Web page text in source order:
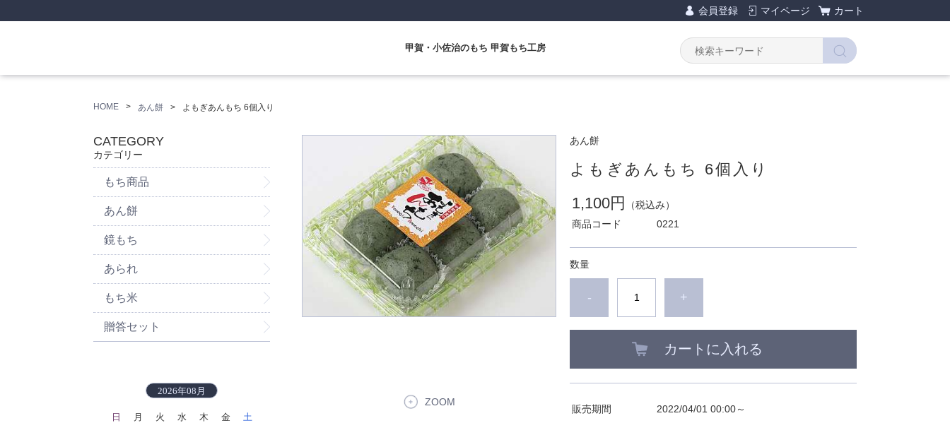
会員登録 マイページ カート
甲賀・小佐治のもち 甲賀もち工房
HOME あん餅 よもぎあんもち 6個入り
ZOOM
あん餅
よもぎあんもち 6個入り
1,100円
（税込み）
商品コード
0221
数量
- +
カートに入れる
販売期間 2022/04/01 00:00～
CATEGORY
カテゴリー
もち商品
あん餅
鏡もち
あられ
もち米
贈答セット
2026年08月
日 月 火 水 木 金
土